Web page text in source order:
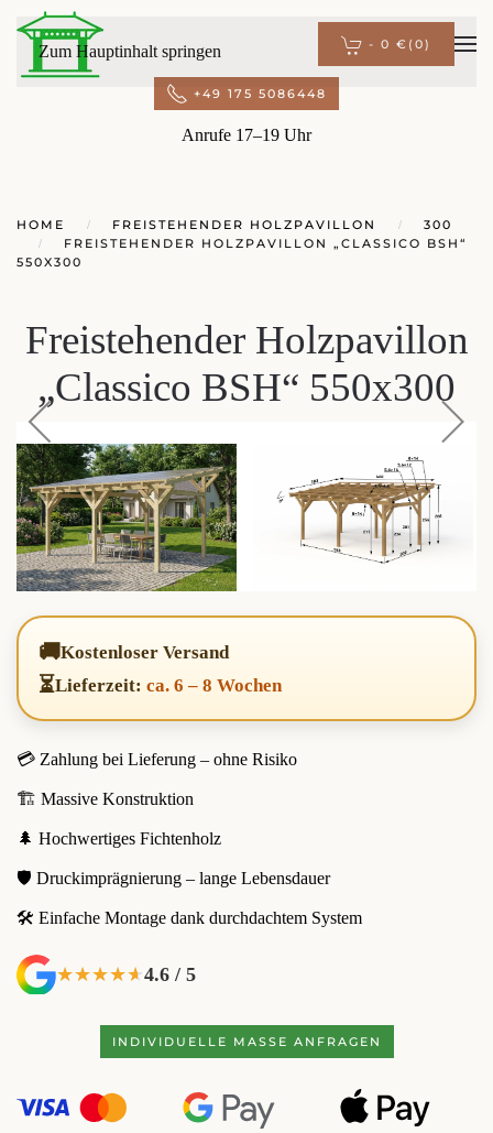
Zum Hauptinhalt springen - 0 € (0)
+49 175 5086448
Anrufe 17–19 Uhr
HOME FREISTEHENDER HOLZPAVILLON
300
FREISTEHENDER HOLZPAVILLON „CLASSICO BSH“
550X300
Freistehender Holzpavillon
„Classico BSH“ 550x300
🚚Kostenloser Versand
⏳Lieferzeit: ca. 6 – 8 Wochen
💳 Zahlung bei Lieferung – ohne Risiko
🏗️ Massive Konstruktion
🌲 Hochwertiges Fichtenholz
🛡️ Druckimprägnierung – lange Lebensdauer
🛠️ Einfache Montage dank durchdachtem System
★★★★★
★★★★★4.6 / 5
INDIVIDUELLE MASSE ANFRAGEN